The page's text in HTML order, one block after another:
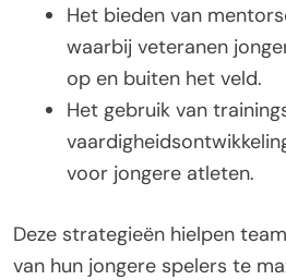
Het bieden van
waarbij veteranen
op en buiten het veld.
Het gebruik van
voor jongere atleten.
Deze strategieën hielpen
van hun jongere spelers te